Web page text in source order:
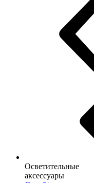
Осветительные
аксессуары